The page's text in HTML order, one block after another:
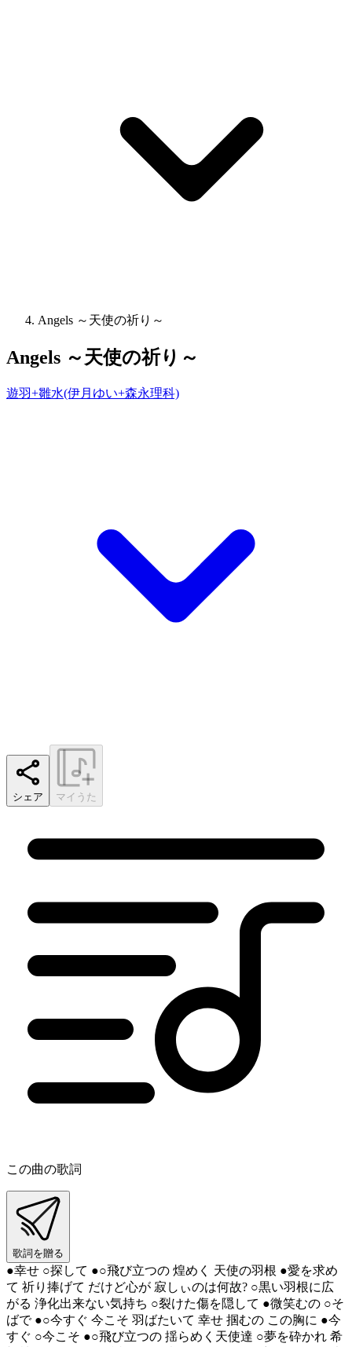
Angels ～天使の祈り～
Angels ～天使の祈り～
遊羽+雛水(伊月ゆい+森永理科)
シェア マイうた
この曲の歌詞
歌詞を贈る
●幸せ ○探して ●○飛び立つの 煌めく 天使の羽根 ●愛を求め
て 祈り捧げて だけど心が 寂しぃのは何故? ○黒い羽根に広
がる 浄化出来ない気持ち ○裂けた傷を隠して ●微笑むの ○そ
ばで ●○今すぐ 今こそ 羽ばたいて 幸せ 掴むの この胸に ●今
すぐ ○今こそ ●○飛び立つの 揺らめく天使達 ○夢を砕かれ 希